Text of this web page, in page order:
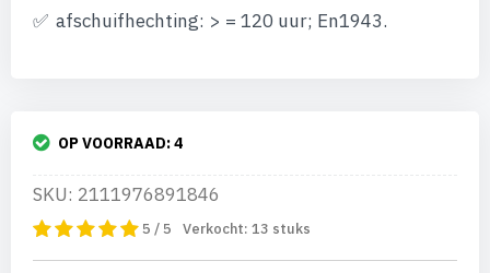
afschuifhechting: > = 120 uur; En1943.
OP VOORRAAD:4
SKU: 2111976891846
5 / 5 Verkocht: 13 stuks